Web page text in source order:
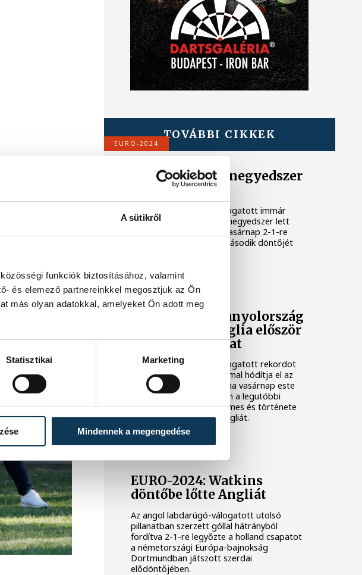
A sütikről
funkciók biztosításához, valamint
és elemező partnereinkkel megosztjuk az Ön
más olyan adatokkal, amelyeket Ön adott meg
Statisztikai Marketing
Mindennek a megengedése
TOVÁBBI CIKKEK
EURO-2024
Spanyolország negyedszer
Európa-bajnok
A spanyol labdarúgó-válogatott immár
egyedüli csúcstartóként negyedszer lett
Európa-bajnok, miután vasárnap 2-1-re
legyőzte a sorozatban második döntőjét
EURO-2024: Spanyolország
negyedszer, Anglia először
diadalmaskodhat
A spanyol labdarúgó-válogatott rekordot
jelentő negyedik alkalommal hódítja el az
Európa-bajnoki trófeát, ha vasárnap este
legyőzi a berlini döntőben a legutóbbi
kontinenstornán ezüstérmes és története
első diadalára készülő Angliát.
EURO-2024
EURO-2024: Watkins
döntőbe lőtte Angliát
Az angol labdarúgó-válogatott utolsó
pillanatban szerzett góllal hátrányból
fordítva 2-1-re legyőzte a holland csapatot
a németországi Európa-bajnokság
Dortmundban játszott szerdai
elődöntőjében.